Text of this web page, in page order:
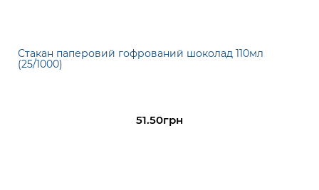
Стакан паперовий гофрований шоколад 110мл
(25/1000)
51.50грн